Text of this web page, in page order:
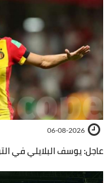
06-08-2026
عاجل: يوسف البلايلي في